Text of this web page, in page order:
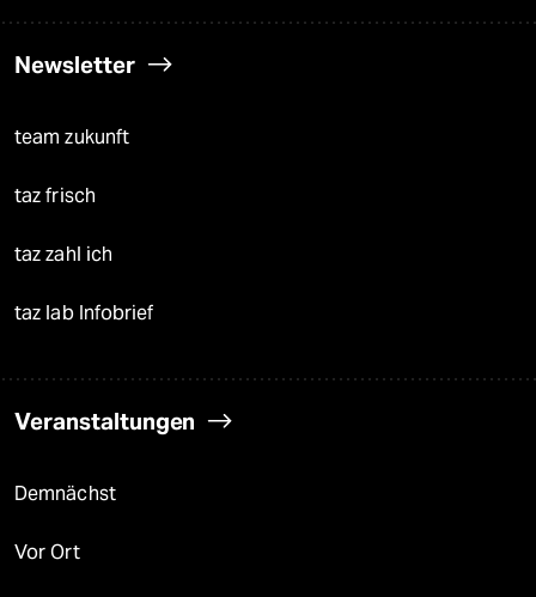
Newsletter
team zukunft
taz frisch
taz zahl ich
taz lab Infobrief
Veranstaltungen
Demnächst
Vor Ort